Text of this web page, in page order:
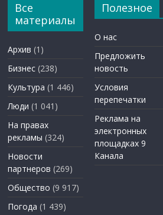
Все
материалы
Архив (1)
Бизнес (238)
Культура (1 446)
Люди (1 041)
На правах
рекламы (324)
Новости
партнеров (269)
Общество (9 917)
Погода (1 439)
Полезное
О нас
Предложить
новость
Условия
перепечатки
Реклама на
электронных
площадках 9
Канала